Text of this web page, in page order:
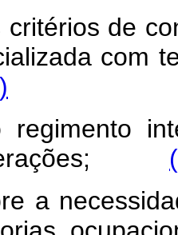
critérios de
a